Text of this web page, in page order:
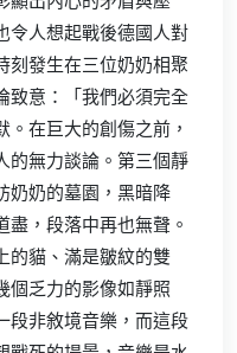
令人想起戰後德國人對
刻發生在三位奶奶相聚
致意：「我們必須完全
在巨大的創傷之前，
的無力談論。第三個靜
奶奶的墓園，黑暗降
盡，段落中再也無聲。
的貓、滿是皺紋的雙
個乏力的影像如靜照
段非敘境音樂，而這段